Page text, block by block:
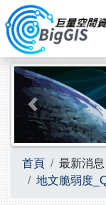
跳到主要內容
Previous
首頁 最新消息
地文脆弱度